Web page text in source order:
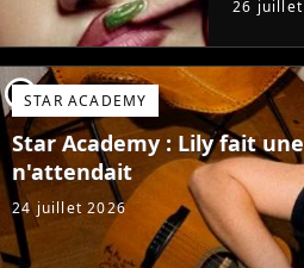
Star
26 juillet
player2STAR ACADEMY
Star Academy : Lily fait
n'attendait
24 juillet 2026